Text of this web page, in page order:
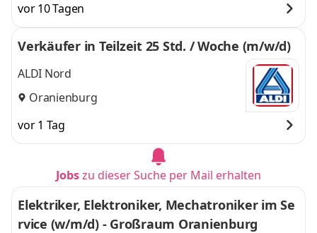
vor 10 Tagen
Verkäufer in Teilzeit 25 Std. / Woche (m/w/d)
ALDI Nord
Oranienburg
vor 1 Tag
Jobszu dieser Suche per Mail erhalten
Elektriker, Elektroniker, Mechatroniker im Se
rvice (w/m/d) - Großraum Oranienburg